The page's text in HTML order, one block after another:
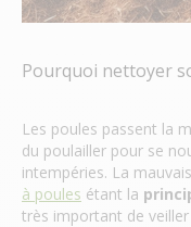
Pourquoi nettoyer
Les poules passent la
du poulailler pour se
intempéries. La
à poules étant la
très important de